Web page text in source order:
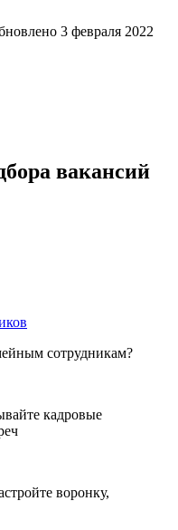
3 февраля 2022
вакансий
сотрудникам?
кадровые
воронку,